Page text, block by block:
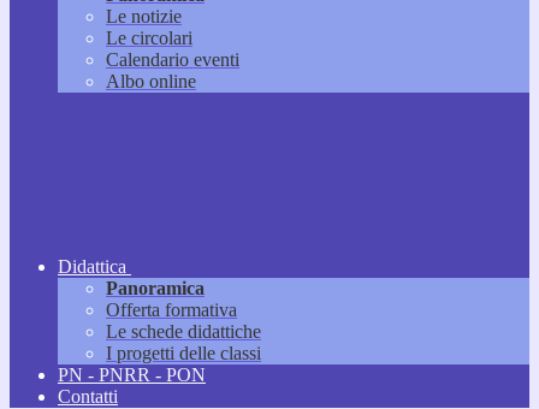
Le notizie
Le circolari
Calendario eventi
Albo online
Didattica
Panoramica
Offerta formativa
Le schede didattiche
I progetti delle classi
PN - PNRR - PON
Contatti